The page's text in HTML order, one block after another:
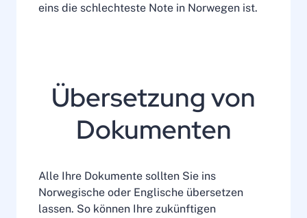
eins die schlechteste Note in Norwegen ist.
Übersetzung von
Dokumenten
Alle Ihre Dokumente sollten Sie ins
Norwegische oder Englische übersetzen
lassen. So können Ihre zukünftigen